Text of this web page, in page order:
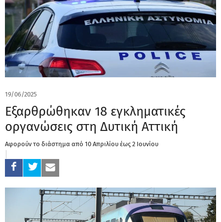
19/06/2025
Εξαρθρώθηκαν 18 εγκληματικές
οργανώσεις στη Δυτική Αττική
Αφορούν το διάστημα από 10 Απριλίου έως 2 Ιουνίου